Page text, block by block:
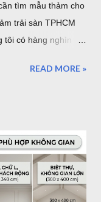
tìm mẫu thảm cho
trải sàn TPHCM
tôi có hàng nghìn
thảm cho sofa
chỉ mua thảm trải
sàn - thảm trang trí
vị phân phối thảm
ở TPHCM và Hà
READ MORE »